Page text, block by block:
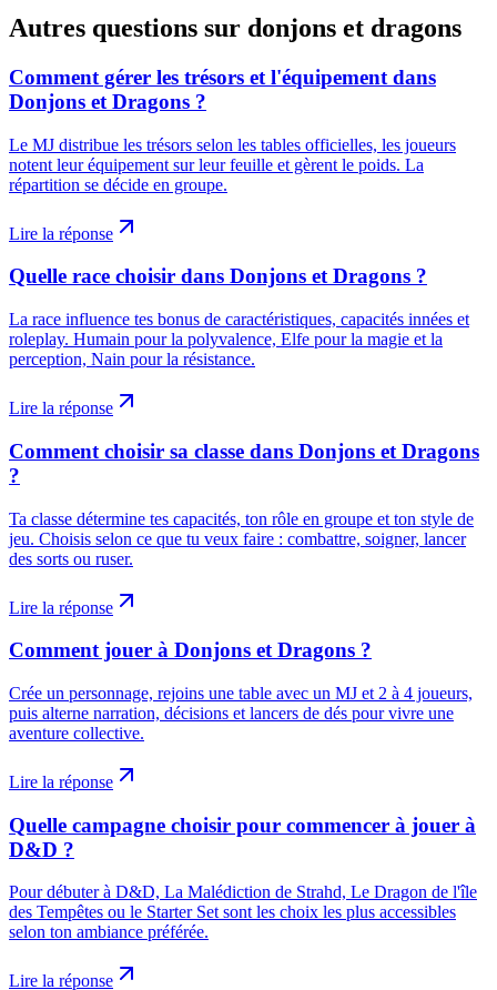
Autres questions sur donjons et dragons
Comment gérer les trésors et l'équipement dans
Donjons et Dragons ?
Le MJ distribue les trésors selon les tables officielles, les joueurs
notent leur équipement sur leur feuille et gèrent le poids. La
répartition se décide en groupe.
Lire la réponse
Quelle race choisir dans Donjons et Dragons ?
La race influence tes bonus de caractéristiques, capacités innées et
roleplay. Humain pour la polyvalence, Elfe pour la magie et la
perception, Nain pour la résistance.
Lire la réponse
Comment choisir sa classe dans Donjons et Dragons
?
Ta classe détermine tes capacités, ton rôle en groupe et ton style de
jeu. Choisis selon ce que tu veux faire : combattre, soigner, lancer
des sorts ou ruser.
Lire la réponse
Comment jouer à Donjons et Dragons ?
Crée un personnage, rejoins une table avec un MJ et 2 à 4 joueurs,
puis alterne narration, décisions et lancers de dés pour vivre une
aventure collective.
Lire la réponse
Quelle campagne choisir pour commencer à jouer à
D&D ?
Pour débuter à D&D, La Malédiction de Strahd, Le Dragon de l'île
des Tempêtes ou le Starter Set sont les choix les plus accessibles
selon ton ambiance préférée.
Lire la réponse